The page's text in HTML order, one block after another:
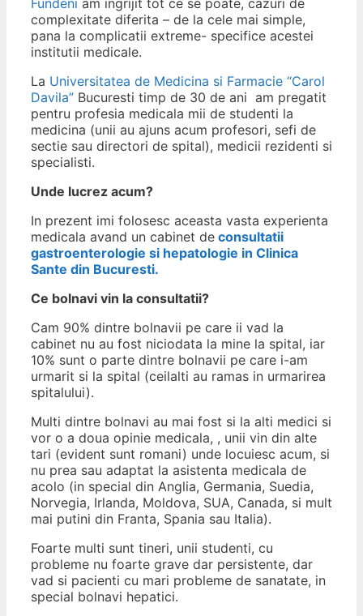
complexitate diferita – de la cele mai simple,
pana la complicatii extreme- specifice acestei
institutii medicale.
La Universitatea de Medicina si Farmacie “Carol
Davila” Bucuresti timp de 30 de ani am pregatit
pentru profesia medicala mii de studenti la
medicina (unii au ajuns acum profesori, sefi de
sectie sau directori de spital), medicii rezidenti si
specialisti.
Unde lucrez acum?
In prezent imi folosesc aceasta vasta experienta
medicala avand un cabinet de consultatii
gastroenterologie si hepatologie in Clinica
Sante din Bucuresti.
Ce bolnavi vin la consultatii?
Cam 90% dintre bolnavii pe care ii vad la
cabinet nu au fost niciodata la mine la spital, iar
10% sunt o parte dintre bolnavii pe care i-am
urmarit si la spital (ceilalti au ramas in urmarirea
spitalului).
Multi dintre bolnavi au mai fost si la alti medici si
vor o a doua opinie medicala, , unii vin din alte
tari (evident sunt romani) unde locuiesc acum, si
nu prea sau adaptat la asistenta medicala de
acolo (in special din Anglia, Germania, Suedia,
Norvegia, Irlanda, Moldova, SUA, Canada, si mult
mai putini din Franta, Spania sau Italia).
Foarte multi sunt tineri, unii studenti, cu
probleme nu foarte grave dar persistente, dar
vad si pacienti cu mari probleme de sanatate, in
special bolnavi hepatici.